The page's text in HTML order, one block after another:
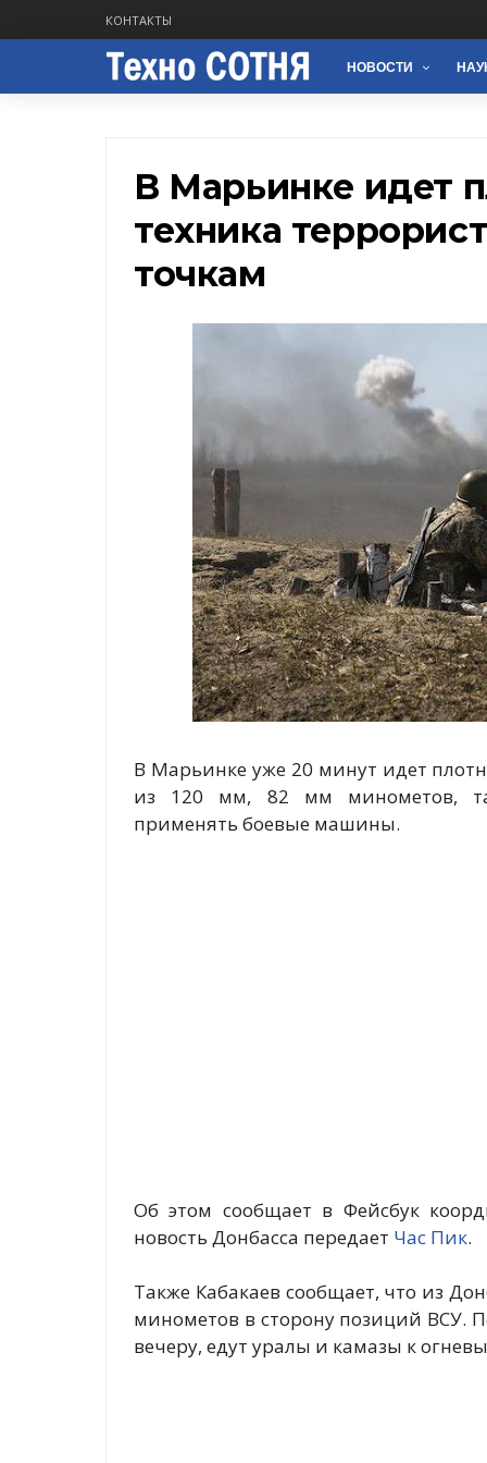
КОНТАКТЫ
НОВОСТИ
В Марьинке идет
техника
точкам
В Марьинке уже 20 минут идет
из 120 мм, 82 мм минометов,
применять боевые машины.
Об этом сообщает в Фейсбук
новость Донбасса передает Час Пик.
Также Кабакаев сообщает, что из
минометов в сторону позиций ВСУ.
вечеру, едут уралы и камазы к